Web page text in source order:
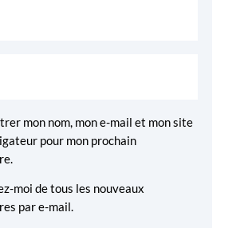
mon nom, mon e-mail et mon site
pour mon prochain
moi de tous les nouveaux
par e-mail.